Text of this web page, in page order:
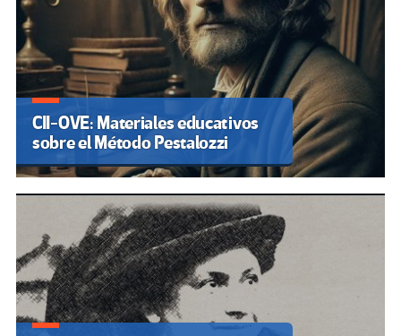
CII-OVE: Materiales educativos
sobre el Método Pestalozzi